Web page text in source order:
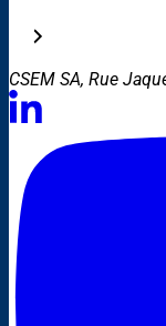
CSEM SA, Rue